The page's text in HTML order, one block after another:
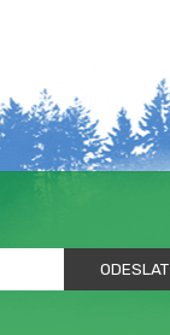
ODESLAT